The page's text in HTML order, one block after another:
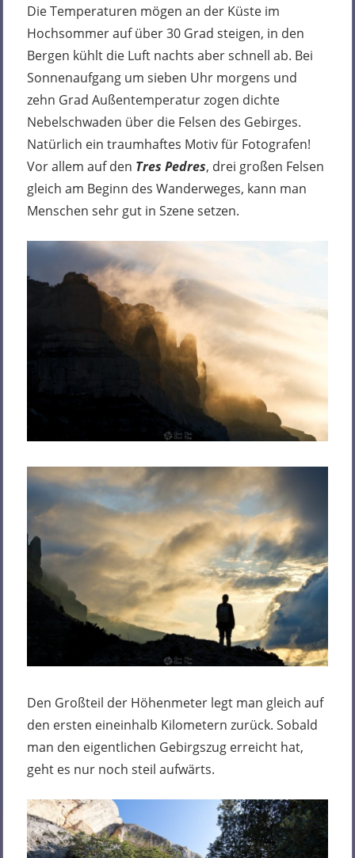
Die Temperaturen mögen an der Küste im
Hochsommer auf über 30 Grad steigen, in den
Bergen kühlt die Luft nachts aber schnell ab. Bei
Sonnenaufgang um sieben Uhr morgens und
zehn Grad Außentemperatur zogen dichte
Nebelschwaden über die Felsen des Gebirges.
Natürlich ein traumhaftes Motiv für Fotografen!
Vor allem auf den Tres Pedres, drei großen Felsen
gleich am Beginn des Wanderweges, kann man
Menschen sehr gut in Szene setzen.
Den Großteil der Höhenmeter legt man gleich auf
den ersten eineinhalb Kilometern zurück. Sobald
man den eigentlichen Gebirgszug erreicht hat,
geht es nur noch steil aufwärts.